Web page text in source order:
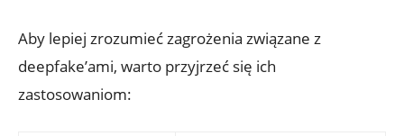
Aby lepiej zrozumieć‍ zagrożenia związane z
deepfake’ami, warto przyjrzeć się ‍ich
zastosowaniom: